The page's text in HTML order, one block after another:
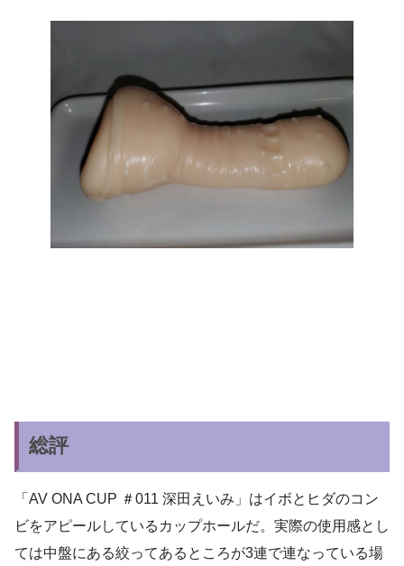
総評
「AV ONA CUP ＃011 深田えいみ」はイボとヒダのコン
ビをアピールしているカップホールだ。実際の使用感とし
ては中盤にある絞ってあるところが3連で連なっている場